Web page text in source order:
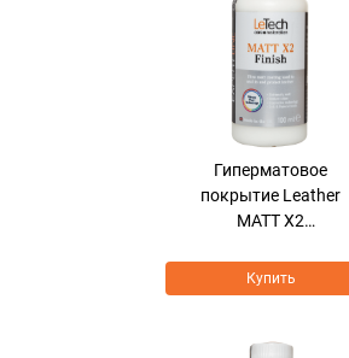
Гиперматовое
покрытие Leather
MATT X2
Купить